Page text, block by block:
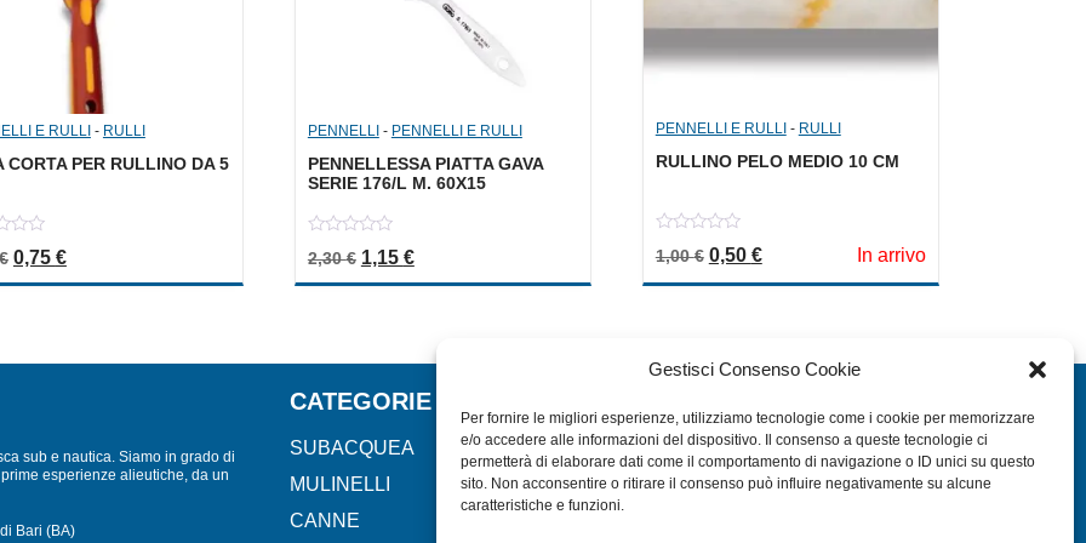
Gestisci Consenso Cookie
Per fornire le migliori esperienze, utilizziamo tecnologie come i cookie per memorizzare
e/o accedere alle informazioni del dispositivo. Il consenso a queste tecnologie ci
permetterà di elaborare dati come il comportamento di navigazione o ID unici su questo
sito. Non acconsentire o ritirare il consenso può influire negativamente su alcune
caratteristiche e funzioni.
E RULLI - RULLI
CORTA PER RULLINO DA 5
Il prezzo originale era: 1,50 €.
0,75 €Il prezzo attuale è: 0,75 €.
PENNELLI - PENNELLI E RULLI
PENNELLESSA PIATTA GAVA
SERIE 176/L M. 60X15
out
2,30€ Il prezzo originale era: 2,30 €.
1,15 €Il prezzo attuale è: 1,15 €.
PENNELLI E RULLI - RULLI
RULLINO PELO MEDIO 10 CM
out
1,00€ Il prezzo originale era: 1,00 €.
0,50 €Il prezzo attuale è: 0,50 €.
In arrivo
sub e nautica. Siamo in grado di
esperienze alieutiche, da un
Bari (BA)
CATEGORIE
SUBACQUEA
MULINELLI
CANNE
HOME
SHOP